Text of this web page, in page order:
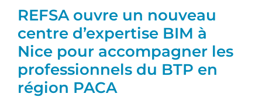
REFSA ouvre un nouveau
centre d’expertise BIM à
Nice pour accompagner les
professionnels du BTP en
région PACA